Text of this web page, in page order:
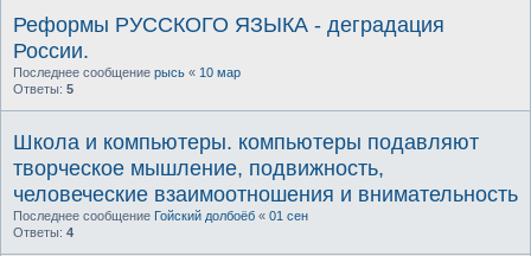
Реформы РУССКОГО ЯЗЫКА - деградация
России.
Последнее сообщение рысь « 10 мар
Ответы: 5
Школа и компьютеры. компьютеры подавляют
творческое мышление, подвижность,
человеческие взаимоотношения и внимательность
Последнее сообщение Гойский долбоёб « 01 сен
Ответы: 4